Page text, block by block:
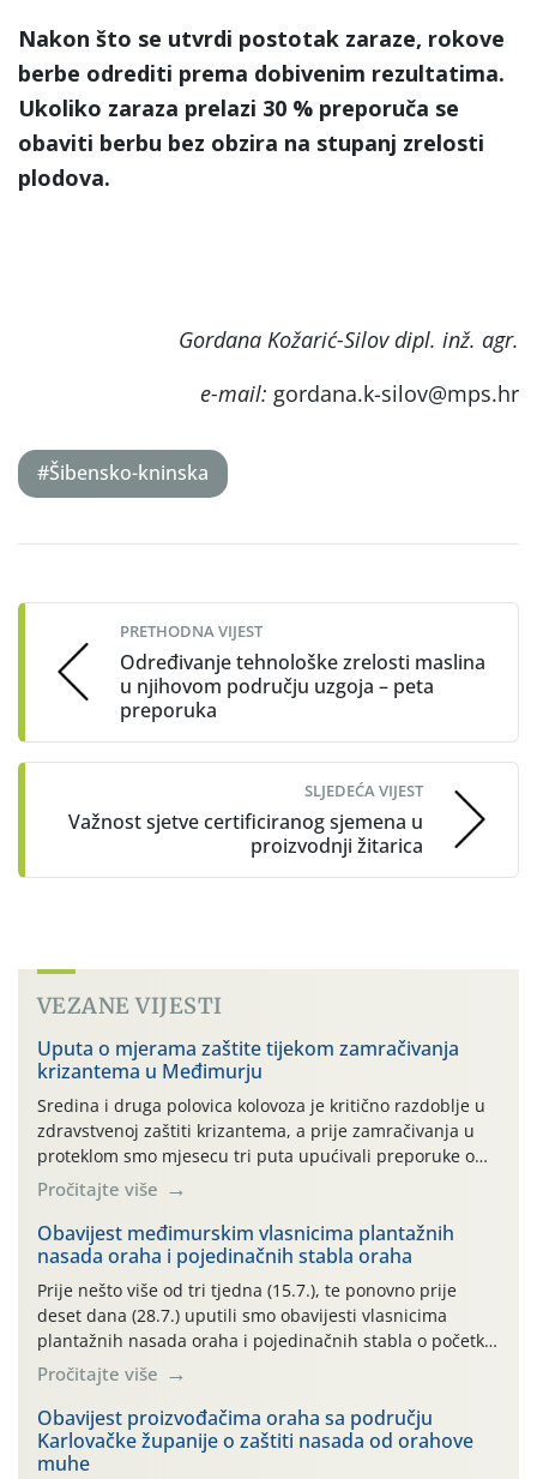
Nakon što se utvrdi postotak zaraze, rokove
berbe odrediti prema dobivenim rezultatima.
Ukoliko zaraza prelazi 30 % preporuča se
obaviti berbu bez obzira na stupanj zrelosti
plodova.
Gordana Kožarić-Silov dipl. inž. agr.
e-mail: gordana.k-silov@mps.hr
#Šibensko-kninska
navigation
PRETHODNA VIJEST
Određivanje tehnološke zrelosti maslina
u njihovom području uzgoja – peta
preporuka
SLJEDEĆA VIJEST
Važnost sjetve certificiranog sjemena u
proizvodnji žitarica
VEZANE VIJESTI
Uputa o mjerama zaštite tijekom zamračivanja
krizantema u Međimurju
Sredina i druga polovica kolovoza je kritično razdoblje u
zdravstvenoj zaštiti krizantema, a prije zamračivanja u
proteklom smo mjesecu tri puta upućivali preporuke o
preventivnim mjerama zaštite krizantema od najčešćih
uzročnika bolesti, štetnika i fito-fagnih grinja (23.7., 14.7.,
06.7.)! Na početku ovog mjeseca je zabilježeno je
povijesno i ekstremno vruće meteorološko razdoblje, uz
najviše temperature […]
Pročitajte više
Obavijest međimurskim vlasnicima plantažnih
nasada oraha i pojedinačnih stabla oraha
Prije nešto više od tri tjedna (15.7.), te ponovno prije
deset dana (28.7.) uputili smo obavijesti vlasnicima
plantažnih nasada oraha i pojedinačnih stabla o početku
leta i ovogodišnjoj potrebi usmjerenog suzbijanja
orahove muhe (Rhagoletis completa)! Već dvanaest dana
traje drugi ovogodišnji “toplinski udar”, koji naročito
izražen zadnja šest dana (31.7.-05.8.), jer najviše
temperature zraka svakodnevno […]
Pročitajte više
Obavijest proizvođačima oraha sa području
Karlovačke županije o zaštiti nasada od orahove
muhe